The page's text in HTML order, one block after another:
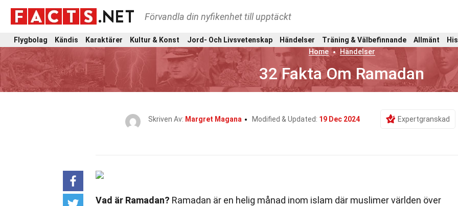
Förvandla din nyfikenhet till upptäckt
Flygbolag Kändis Karaktärer Kultur & Konst Jord- Och Livsvetenskap Händelser Träning & Välbefinnande Allmänt
Home
Händelser
32 Fakta Om Ramadan
Skriven Av: Margret Magana Modified & Updated: 19 Dec 2024 Expertgranskad
Vad är Ramadan? Ramadan är en helig månad inom islam där muslimer världen över